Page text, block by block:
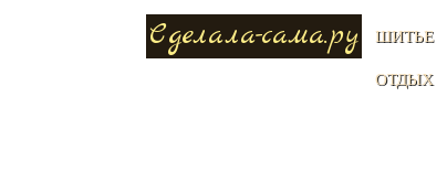
Сделала-сама.ру ШИТЬЕ
ОТДЫХ